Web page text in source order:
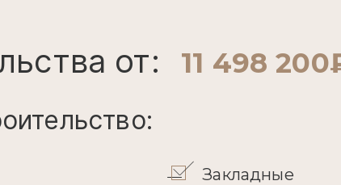
от: 11 498
Закладные